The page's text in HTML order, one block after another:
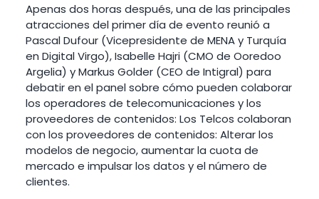
Apenas dos horas después, una de las principales
atracciones del primer día de evento reunió a
Pascal Dufour (Vicepresidente de MENA y Turquía
en Digital Virgo), Isabelle Hajri (CMO de Ooredoo
Argelia) y Markus Golder (CEO de Intigral) para
debatir en el panel sobre cómo pueden colaborar
los operadores de telecomunicaciones y los
proveedores de contenidos: Los Telcos colaboran
con los proveedores de contenidos: Alterar los
modelos de negocio, aumentar la cuota de
mercado e impulsar los datos y el número de
clientes.